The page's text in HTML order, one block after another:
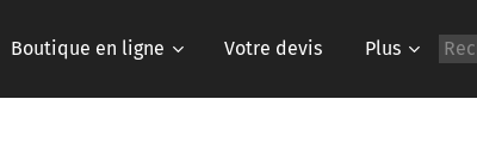
Boutique en ligne Votre devis Plus